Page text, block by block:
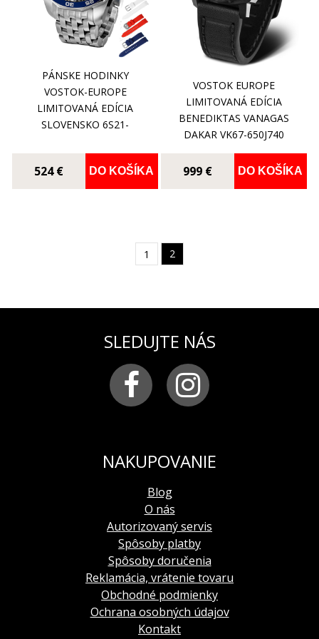
PÁNSKE HODINKY
VOSTOK-EUROPE
LIMITOVANÁ EDÍCIA
SLOVENSKO 6S21-
524 € DO KOŠÍKA
VOSTOK EUROPE
LIMITOVANÁ EDÍCIA
BENEDIKTAS VANAGAS
DAKAR VK67-650J740
999 € DO KOŠÍKA
1 2
SLEDUJTE NÁS
NAKUPOVANIE
Blog
O nás
Autorizovaný servis
Spôsoby platby
Spôsoby doručenia
Reklamácia, vrátenie tovaru
Obchodné podmienky
Ochrana osobných údajov
Kontakt